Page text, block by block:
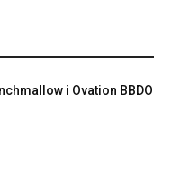
i Ovation BBDO